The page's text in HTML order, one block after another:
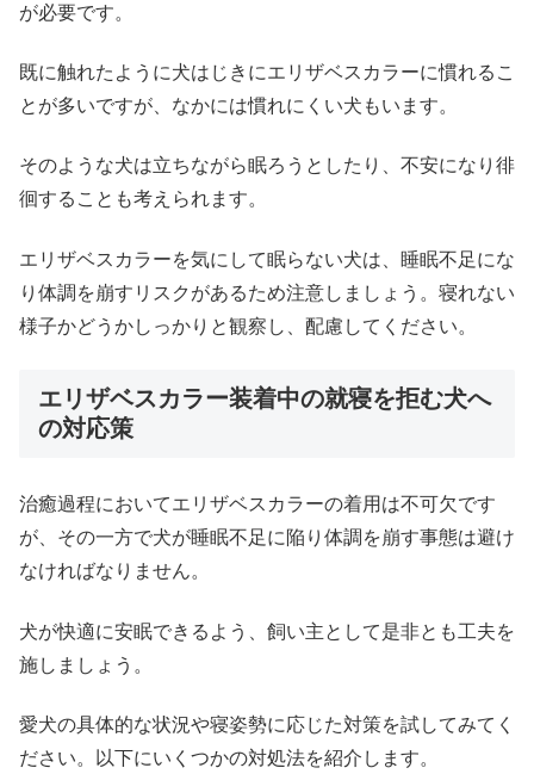
が必要です。
既に触れたように犬はじきにエリザベスカラーに慣れるこ
とが多いですが、なかには慣れにくい犬もいます。
そのような犬は立ちながら眠ろうとしたり、不安になり徘
徊することも考えられます。
エリザベスカラーを気にして眠らない犬は、睡眠不足にな
り体調を崩すリスクがあるため注意しましょう。寝れない
様子かどうかしっかりと観察し、配慮してください。
エリザベスカラー装着中の就寝を拒む犬へ
の対応策
治癒過程においてエリザベスカラーの着用は不可欠です
が、その一方で犬が睡眠不足に陥り体調を崩す事態は避け
なければなりません。
犬が快適に安眠できるよう、飼い主として是非とも工夫を
施しましょう。
愛犬の具体的な状況や寝姿勢に応じた対策を試してみてく
ださい。以下にいくつかの対処法を紹介します。